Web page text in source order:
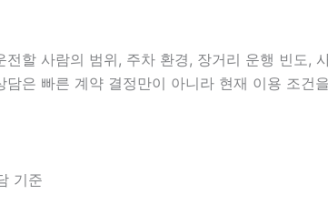
할 사람의 범위, 주차 환경, 장거리 운행 빈도,
은 빠른 계약 결정만이 아니라 현재 이용 조건
기준